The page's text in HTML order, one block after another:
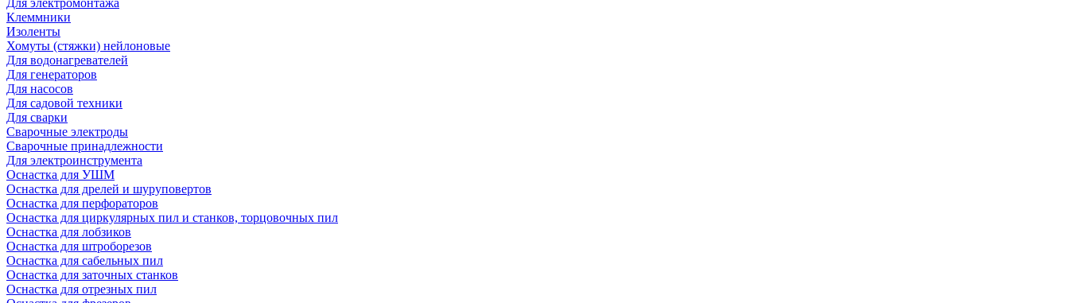
Для электромонтажа
Клеммники
Изоленты
Хомуты (стяжки) нейлоновые
Для водонагревателей
Для генераторов
Для насосов
Для садовой техники
Для сварки
Сварочные электроды
Сварочные принадлежности
Для электроинструмента
Оснастка для УШМ
Оснастка для дрелей и шуруповертов
Оснастка для перфораторов
Оснастка для циркулярных пил и станков, торцовочных пил
Оснастка для лобзиков
Оснастка для штроборезов
Оснастка для сабельных пил
Оснастка для заточных станков
Оснастка для отрезных пил